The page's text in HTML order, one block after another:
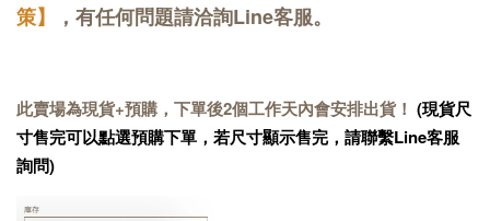
策】
，有任何問題請洽詢Line客服。
此賣場為現貨+預購，下單後2個工作天內會安排出貨！ (現貨尺
寸售完可以點選預購下單，若尺寸顯示售完，請聯繫Line客服
詢問)